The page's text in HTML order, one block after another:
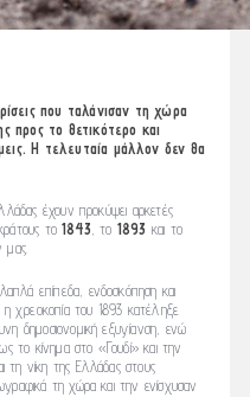
που ταλάνισαν τη χώρα
προς το θετικότερο και
Η τελευταία μάλλον δεν θα
έχουν προκύψει αρκετές
κράτους το1843 , το 1893 και το
μας.
επίπεδα, ενδοσκόπηση και
η χρεοκοπία του 1893 κατέληξε
δημοσιονομική εξυγίανση, ενώ
το κίνημα στο «Γουδί» και την
τη νίκη της Ελλάδας στους
τη χώρα και την ενίσχυσαν